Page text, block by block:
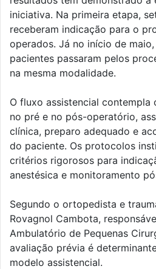
iniciativa. Na primeira etapa,
receberam indicação para o
operados. Já no início de
pacientes passaram pelos
na mesma modalidade.
O fluxo assistencial contempla
no pré e no pós-operatório,
clínica, preparo adequado e
do paciente. Os protocolos
critérios rigorosos para
anestésica e monitoramento
Segundo o ortopedista e
Rovagnol Cambota,
Ambulatório de Pequenas
avaliação prévia é
modelo assistencial.